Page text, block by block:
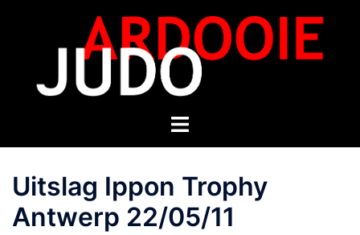
Uitslag Ippon Trophy
Antwerp 22/05/11